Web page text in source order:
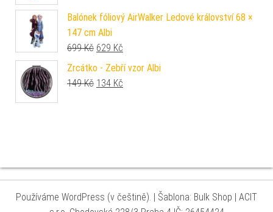
Balónek fóliový AirWalker Ledové království 68 ×
147 cm Albi
699Kč Původní cena byla: 699 Kč.
629 Kč
Zrcátko - Zebří vzor Albi
149Kč Původní cena byla: 149 Kč.
134 Kč
Používáme WordPress (v češtině). | Šablona: Bulk Shop | ACIT